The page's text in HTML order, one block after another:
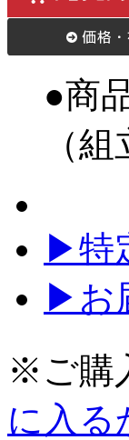
●商
（
▶特
▶お
※ご購
に入る